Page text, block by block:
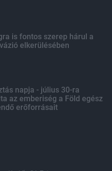
is fontos szerep hárul a
elkerülésében
napja - július 30-ra
az emberiség a Föld egész
erőforrásait